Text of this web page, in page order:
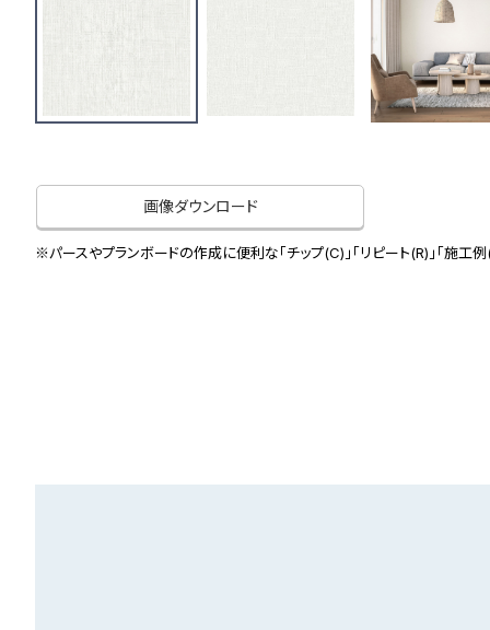
画像ダウンロード
※パースやプランボードの作成に便利な「チップ(C)」「リピート(R)」「施工